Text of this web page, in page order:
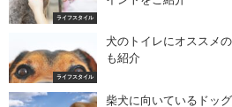
ライフスタイル
ライフスタイル
犬のトイレにオススメ
も紹介
柴犬に向いているドッ